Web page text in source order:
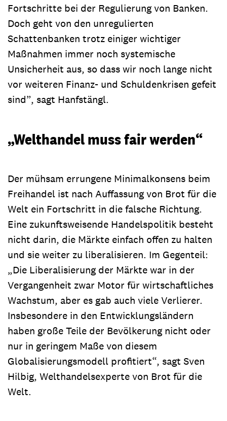
Fortschritte bei der Regulierung von Banken.
Doch geht von den unregulierten
Schattenbanken trotz einiger wichtiger
Maßnahmen immer noch systemische
Unsicherheit aus, so dass wir noch lange nicht
vor weiteren Finanz- und Schuldenkrisen gefeit
sind”, sagt Hanfstängl.
„Welthandel muss fair werden“
Der mühsam errungene Minimalkonsens beim
Freihandel ist nach Auffassung von Brot für die
Welt ein Fortschritt in die falsche Richtung.
Eine zukunftsweisende Handelspolitik besteht
nicht darin, die Märkte einfach offen zu halten
und sie weiter zu liberalisieren. Im Gegenteil:
„Die Liberalisierung der Märkte war in der
Vergangenheit zwar Motor für wirtschaftliches
Wachstum, aber es gab auch viele Verlierer.
Insbesondere in den Entwicklungsländern
haben große Teile der Bevölkerung nicht oder
nur in geringem Maße von diesem
Globalisierungsmodell profitiert“, sagt Sven
Hilbig, Welthandelsexperte von Brot für die
Welt.